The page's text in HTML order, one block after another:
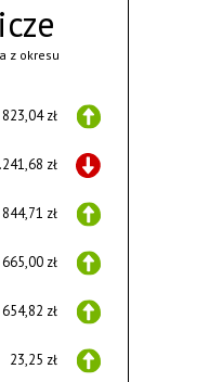
z okresu
823,04 zł
zł
844,71 zł
665,00 zł
654,82 zł
23,25 zł